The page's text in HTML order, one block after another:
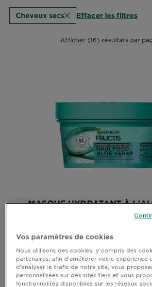
SERVICES
l'ingrédient
Notre
Cheveux secs Effacer les filtres
Afficher (16) résultats par
MASQUE HYDRATANT À
APERÇU RAPIDE
Vos paramètres de cookies
Nous utilisons des cookies, y compris des
partenaires, afin d’améliorer votre expérience
d’analyser le trafic de notre site, vous
personnalisées sur des sites tiers et vous
fonctionnalités disponibles sur les réseaux